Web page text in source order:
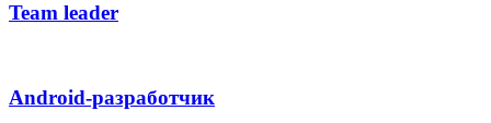
Team leader
Android-разработчик